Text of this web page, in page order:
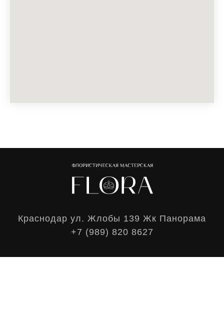
Краснодар ул. Жлобы 139 Жк Панорама
+7 (989) 820 8627